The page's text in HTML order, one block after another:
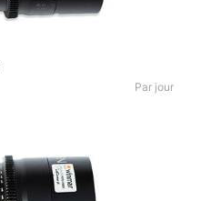
Par jour